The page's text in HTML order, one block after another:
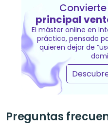
principal
El máster online en
práctico, pensado
quieren dejar de
Preguntas